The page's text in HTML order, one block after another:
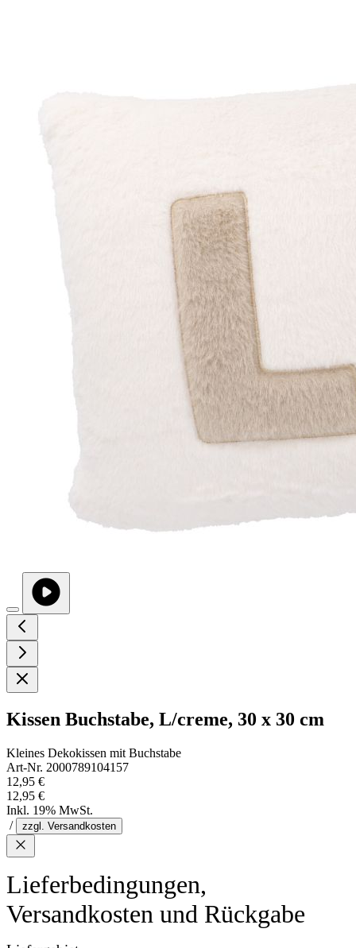
Kissen Buchstabe, L/creme, 30 x 30 cm
Kleines Dekokissen mit Buchstabe
Art-Nr. 2000789104157
12,95 €
12,95 €
Inkl. 19% MwSt.
/
zzgl. Versandkosten
Lieferbedingungen,
Versandkosten und Rückgabe